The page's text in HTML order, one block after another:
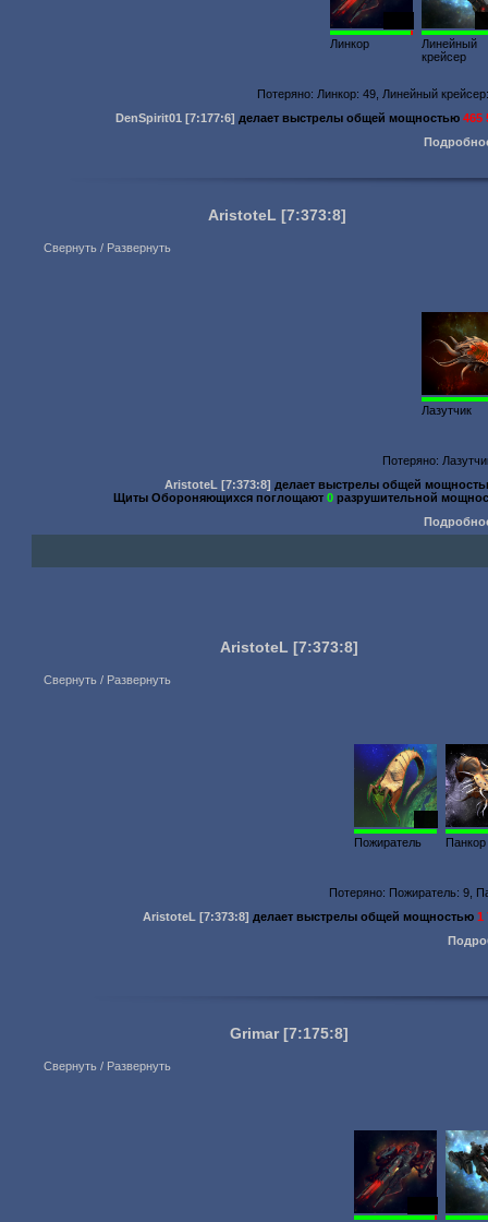
Линкор
Линейный
крейсер
Потеряно: Линкор: 49, Линейный
DenSpirit01 [7:177:6] делает выстрелы общей мощностью465
AristoteL [7:373:8]
Свернуть / Развернуть
Лазутчик
Потеряно:
AristoteL [7:373:8] делает выстрелы общей
Щиты Обороняющихся поглощают0 разрушительной
AristoteL [7:373:8]
Свернуть / Развернуть
Пожиратель
Панкор
Потеряно: Пожиратель: 9,
AristoteL [7:373:8] делает выстрелы общей мощностью1
Grimar [7:175:8]
Свернуть / Развернуть